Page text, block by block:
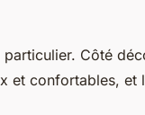
Côté
et confortables, et